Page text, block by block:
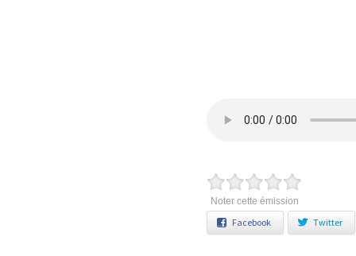
Noter cette émission
Facebook Twitter